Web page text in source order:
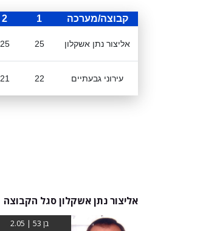
קבוצה/מערכה 1
2
אליצור נתן אשקלון 25
25
עירוני גבעתיים 22
21
אליצור נתן אשקלון סגל הקבוצה
בן 53 | 2.05